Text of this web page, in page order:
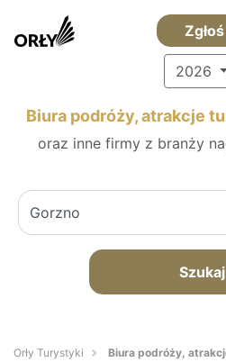
2026
Biura podróży, atrakcje
oraz inne firmy z branży
Szukaj
Orły Turystyki Biura podróży,